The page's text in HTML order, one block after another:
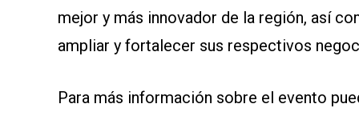
mejor y más innovador de la región, así
ampliar y fortalecer sus respectivos
Para más información sobre el evento